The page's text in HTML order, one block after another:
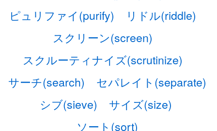
ピュリファイ(purify)
リドル(riddle)
スクリーン(screen)
スクルーティナイズ(scrutinize)
サーチ(search)
セパレイト(separate)
シブ(sieve)
サイズ(size)
ソート(sort)